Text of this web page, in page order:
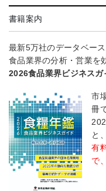
書籍案内
最新5万社のデータベース
食品業界の分析・営業を
2026食品業界ビジネスガ
市
冊
と
有
で